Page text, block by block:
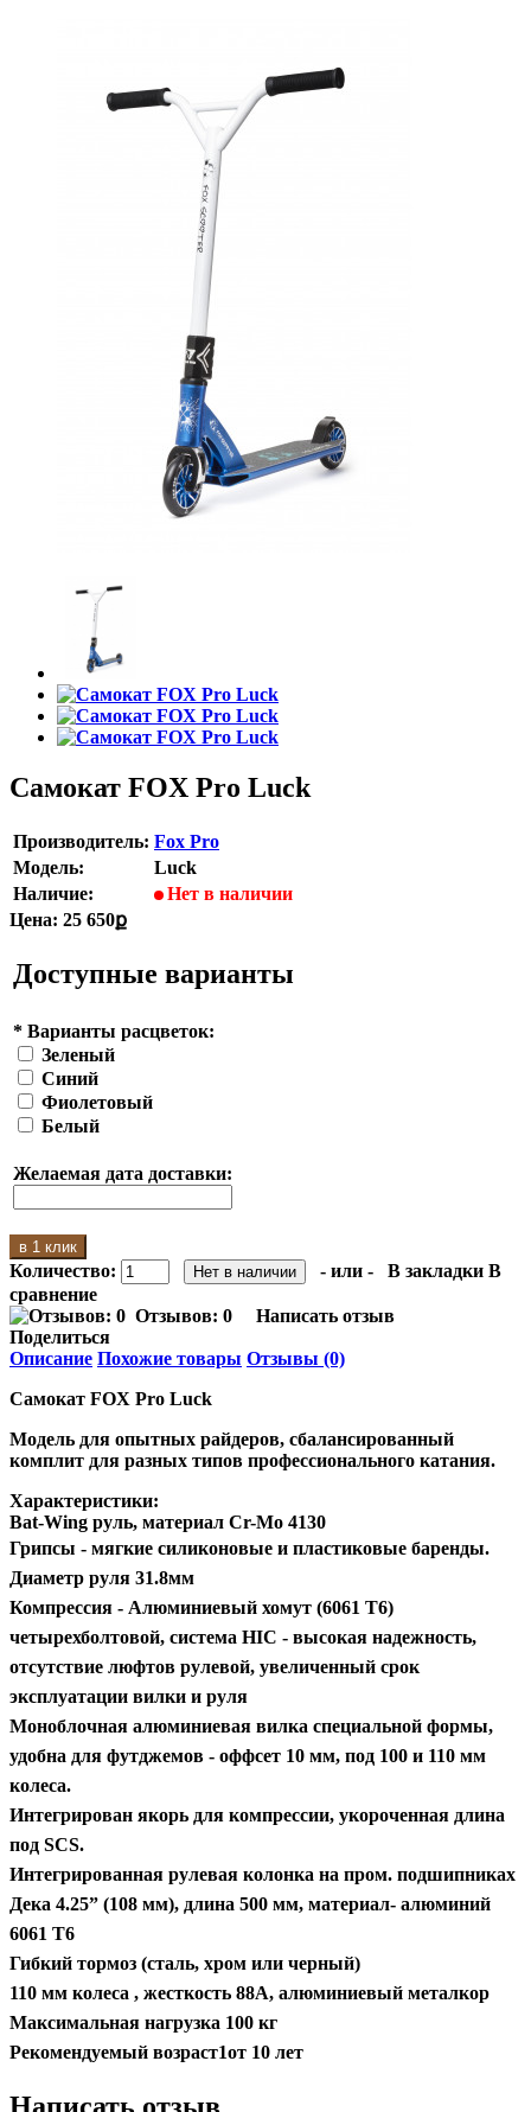
Самокат FOX Pro Luck
Производитель: Fox Pro
Модель:
Luck
Наличие:
Нет в наличии
Цена: 25 650ք
Доступные варианты
* Варианты расцветок:
Зеленый
Синий
Фиолетовый
Белый
Желаемая дата доставки:
в 1 клик
Количество: - или - В закладки В
сравнение
Отзывов: 0
Написать отзыв
Поделиться
Описание Похожие товары Отзывы (0)
Самокат FOX Pro Luck
Модель для опытных райдеров, сбалансированный
комплит для разных типов профессионального катания.
Характеристики:
Bat-Wing руль, материал Cr-Mo 4130
Грипсы - мягкие силиконовые и пластиковые баренды.
Диаметр руля 31.8мм
Компрессия - Алюминиевый хомут (6061 Т6)
четырехболтовой, система HIC - высокая надежность,
отсутствие люфтов рулевой, увеличенный срок
эксплуатации вилки и руля
Моноблочная алюминиевая вилка специальной формы,
удобна для футджемов - оффсет 10 мм, под 100 и 110 мм
колеса.
Интегрирован якорь для компрессии, укороченная длина
под SCS.
Интегрированная рулевая колонка на пром. подшипниках
Дека 4.25” (108 мм), длина 500 мм, материал- алюминий
6061 T6
Гибкий тормоз (сталь, хром или черный)
110 мм колеса , жесткость 88А, алюминиевый металкор
Максимальная нагрузка 100 кг
Рекомендуемый возраст1от 10 лет